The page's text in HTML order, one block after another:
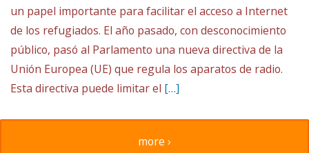
un papel importante para facilitar el acceso a Internet
de los refugiados. El año pasado, con desconocimiento
público, pasó al Parlamento una nueva directiva de la
Unión Europea (UE) que regula los aparatos de radio.
Esta directiva puede limitar el […]
more ›